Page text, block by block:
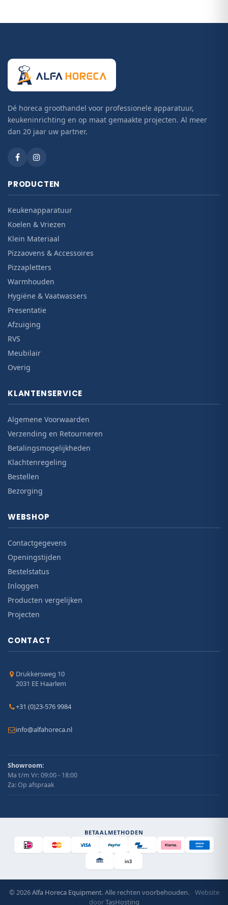
Dé horeca groothandel voor professionele apparatuur,
keukeninrichting en op maat gemaakte projecten. Al meer
dan 20 jaar uw partner.
PRODUCTEN
Keukenapparatuur
Koelen & Vriezen
Klein Materiaal
Pizzaovens & Accessoires
Pizzapletters
Warmhouden
Hygiëne & Vaatwassers
Presentatie
Afzuiging
RVS
Meubilair
Overig
KLANTENSERVICE
Algemene Voorwaarden
Verzending en Retourneren
Betalingsmogelijkheden
Klachtenregeling
Bestellen
Bezorging
WEBSHOP
Contactgegevens
Openingstijden
Bestelstatus
Inloggen
Producten vergelijken
Projecten
CONTACT
Drukkersweg 10
2031 EE Haarlem
+31 (0)23-576 9984
info@alfahoreca.nl
Showroom:
Ma t/m Vr: 09:00 - 18:00
Za: Op afspraak
BETAALMETHODEN
Bancontact
Klarna.
AMERICAN
EXPRESS
in3
© 2026Alfa Horeca Equipment. Alle rechten voorbehouden.
Website
doorTasHosting